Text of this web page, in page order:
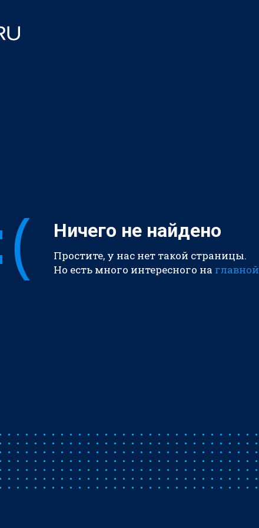
Ничего не найдено
Простите, у нас нет такой страницы.
Но есть много интересного на главной